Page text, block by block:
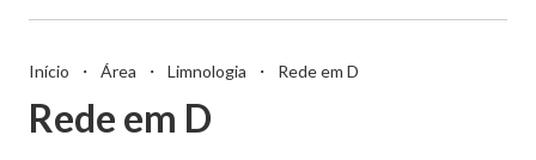
Início ・ Área ・ Limnologia ・ Rede em D
Rede em D